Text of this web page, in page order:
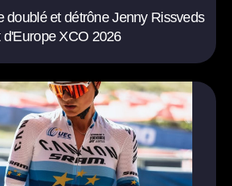
doublé et détrône Jenny Rissveds
XCO 2026